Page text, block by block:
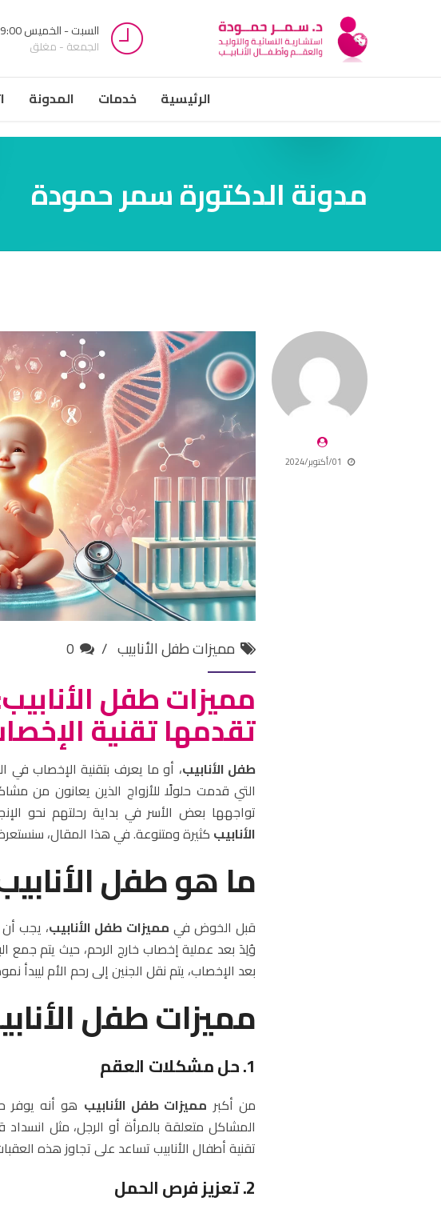
السبت - الخميس 9:00 ص - 5:00 م
الجمعة - مغلق
الرئيسية خدمات المدونة
مدونة الدكتورة سمر حمودة
01/أكتوبر/2024
مميزات طفل الأنابيب 0
مميزات طفل
تقدمها تقنية
طفل الأنابيب
التي قدمت حلولًا للأزواج الذين يعانون من
تواجهها بعض الأسر في بداية رحلتهم نحو
الأنابيب كثيرة ومتنوعة. في هذا المقال،
ما هو طفل
قبل الخوض في مميزات طفل الأنابيب، يجب
وُلِدَ بعد عملية إخصاب خارج الرحم، حيث يتم جمع
بعد الإخصاب، يتم نقل الجنين إلى رحم الأم ليبدأ
مميزات طفل
1. حل مشكلات العقم
من أكبر مميزات طفل الأنابيب هو أنه يوفر
المشاكل متعلقة بالمرأة أو الرجل، مثل
تقنية أطفال الأنابيب تساعد على تجاوز هذه
2. تعزيز فرص الحمل